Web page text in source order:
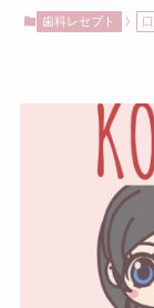
歯科レセプト